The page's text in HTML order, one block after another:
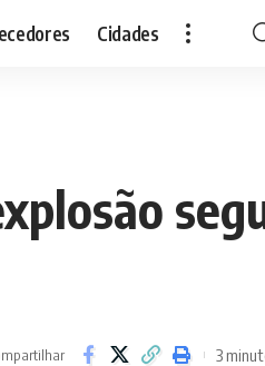
Cidades
3